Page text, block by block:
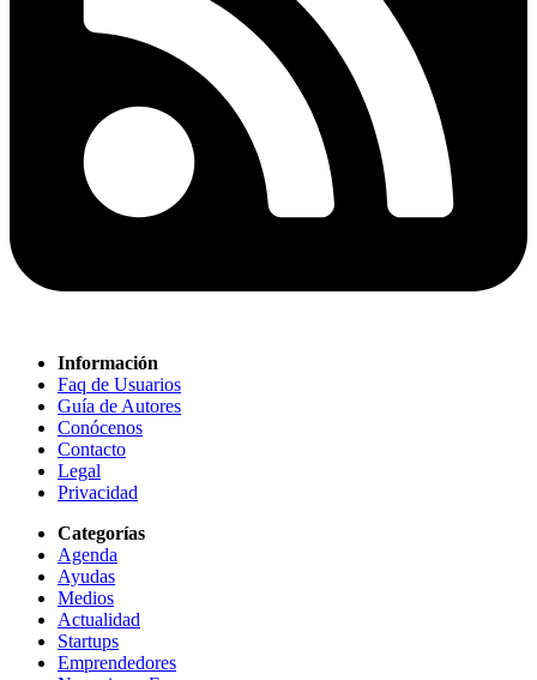
Información
Faq de Usuarios
Guía de Autores
Conócenos
Contacto
Legal
Privacidad
Categorías
Agenda
Ayudas
Medios
Actualidad
Startups
Emprendedores